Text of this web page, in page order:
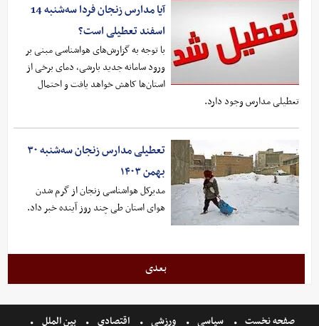
آیا مدارس زنجان فردا سه‌شنبه 14
اسفند تعطیلی است؟
با توجه به گزارش‌های هواشناسی مبنی بر
ورود سامانه جدید بارشی، دمای برخی از
استان‌ها کاهش خواهد یافت و احتمال
تعطیلی مدارس وجود دارد.
تعطیلی مدارس زنجان سه‌شنبه ۳۰
بهمن ۱۴۰۳
مدیرکل هواشناسی زنجان از گرم شدن
هوای استان طی چند روز آینده خبر داد.
بعدی
صفحه نخست سیاسی ورزشی اقتصادی بین الملل